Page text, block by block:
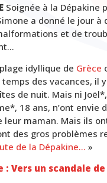
Soignée à la Dépakine
a donné le jour à
et de
idyllique de Grèce
des vacances, il
de nuit. Mais ni
18 ans, n’ont envie
leur maman. Mais ils
des gros problèmes
de la Dépakine… »
: Vers un scandale